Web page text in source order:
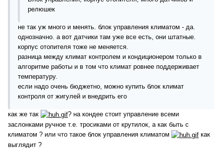
релюшек
не так уж много и менять. блок управления климатом - да.
однозначно. а вот датчики там уже все есть, они штатные.
корпус отопителя тоже не меняется.
разница между климат контролем и кондиционером только в
алгоритме работы и в том что климат ровнее поддерживает
температуру.
если надо очень бюджетно, можно купить блок климат
контроля от жигулей и внедрить его
как же так
? на кондее стоит управление всеми
заслонками ручное т.е. тросиками от крутилок, а как быть с
климатом ? или что такое блок управления климатом
как
выглядит ?